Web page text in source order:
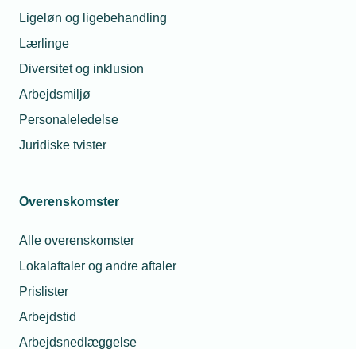
Ligeløn og ligebehandling
Lærlinge
Diversitet og inklusion
Arbejdsmiljø
Personaleledelse
Juridiske tvister
Overenskomster
Alle overenskomster
Lokalaftaler og andre aftaler
Prislister
Arbejdstid
Arbejdsnedlæggelse
Alle netværk og
fællesskaber